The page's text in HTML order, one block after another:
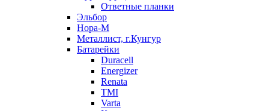
Ответные планки
Эльбор
Нора-М
Металлист, г.Кунгур
Батарейки
Duracell
Energizer
Renata
TMI
Varta